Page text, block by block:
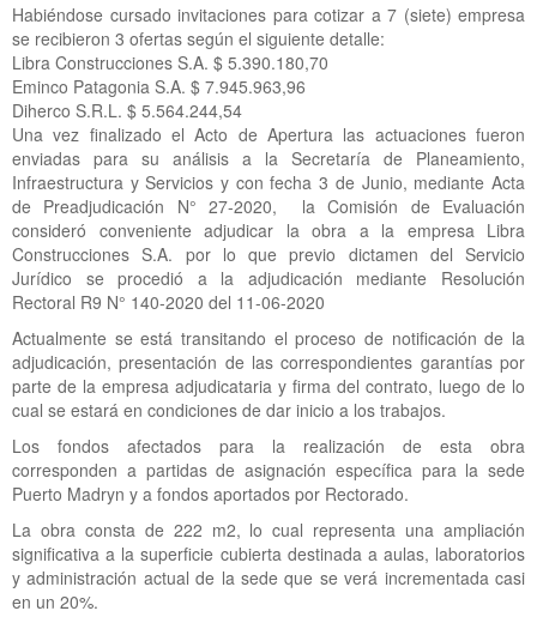
Habiéndose cursado invitaciones para cotizar a 7 (siete) empresa
se recibieron 3 ofertas según el siguiente detalle:
Libra Construcciones S.A. $ 5.390.180,70
Eminco Patagonia S.A. $ 7.945.963,96
Diherco S.R.L. $ 5.564.244,54
Una vez finalizado el Acto de Apertura las actuaciones fueron
enviadas para su análisis a la Secretaría de Planeamiento,
Infraestructura y Servicios y con fecha 3 de Junio, mediante Acta
de Preadjudicación N° 27-2020, la Comisión de Evaluación
consideró conveniente adjudicar la obra a la empresa Libra
Construcciones S.A. por lo que previo dictamen del Servicio
Jurídico se procedió a la adjudicación mediante Resolución
Rectoral R9 N° 140-2020 del 11-06-2020
Actualmente se está transitando el proceso de notificación de la
adjudicación, presentación de las correspondientes garantías por
parte de la empresa adjudicataria y firma del contrato, luego de lo
cual se estará en condiciones de dar inicio a los trabajos.
Los fondos afectados para la realización de esta obra
corresponden a partidas de asignación específica para la sede
Puerto Madryn y a fondos aportados por Rectorado.
La obra consta de 222 m2, lo cual representa una ampliación
significativa a la superficie cubierta destinada a aulas, laboratorios
y administración actual de la sede que se verá incrementada casi
en un 20%.